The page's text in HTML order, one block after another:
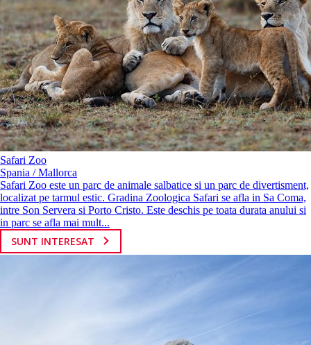
Safari Zoo
Spania / Mallorca
Safari Zoo este un parc de animale salbatice si un parc de divertisment,
localizat pe tarmul estic. Gradina Zoologica Safari se afla in Sa Coma,
intre Son Servera si Porto Cristo. Este deschis pe toata durata anului si
in parc se afla mai mult...
SUNT INTERESAT